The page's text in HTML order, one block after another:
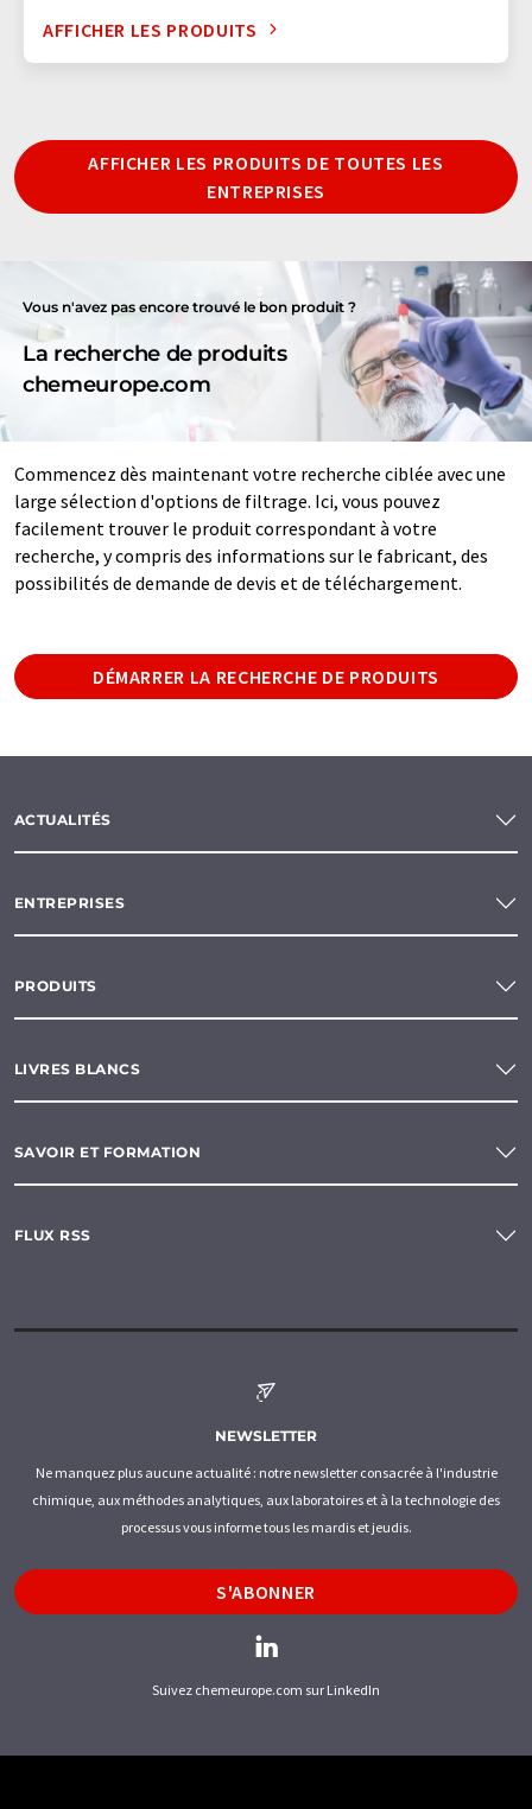
AFFICHER LES PRODUITS
AFFICHER LES PRODUITS DE TOUTES LES
ENTREPRISES
Vous n'avez pas encore trouvé le bon produit ?
La recherche de produits
chemeurope.com
Commencez dès maintenant votre recherche ciblée avec une
large sélection d'options de filtrage. Ici, vous pouvez
facilement trouver le produit correspondant à votre
recherche, y compris des informations sur le fabricant, des
possibilités de demande de devis et de téléchargement.
DÉMARRER LA RECHERCHE DE PRODUITS
ACTUALITÉS
ENTREPRISES
PRODUITS
LIVRES BLANCS
SAVOIR ET FORMATION
FLUX RSS
NEWSLETTER
Ne manquez plus aucune actualité : notre newsletter consacrée à l'industrie
chimique, aux méthodes analytiques, aux laboratoires et à la technologie des
processus vous informe tous les mardis et jeudis.
S'ABONNER
Suivez chemeurope.com sur LinkedIn